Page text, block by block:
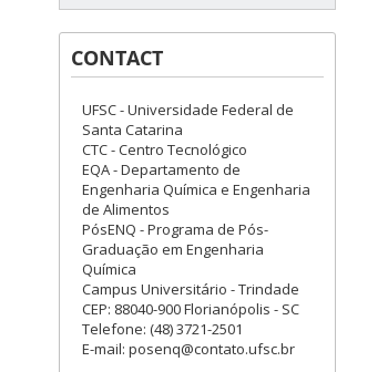
CONTACT
UFSC - Universidade Federal de
Santa Catarina
CTC - Centro Tecnológico
EQA - Departamento de
Engenharia Química e Engenharia
de Alimentos
PósENQ - Programa de Pós-
Graduação em Engenharia
Química
Campus Universitário - Trindade
CEP: 88040-900 Florianópolis - SC
Telefone: (48) 3721-2501
E-mail: posenq@contato.ufsc.br